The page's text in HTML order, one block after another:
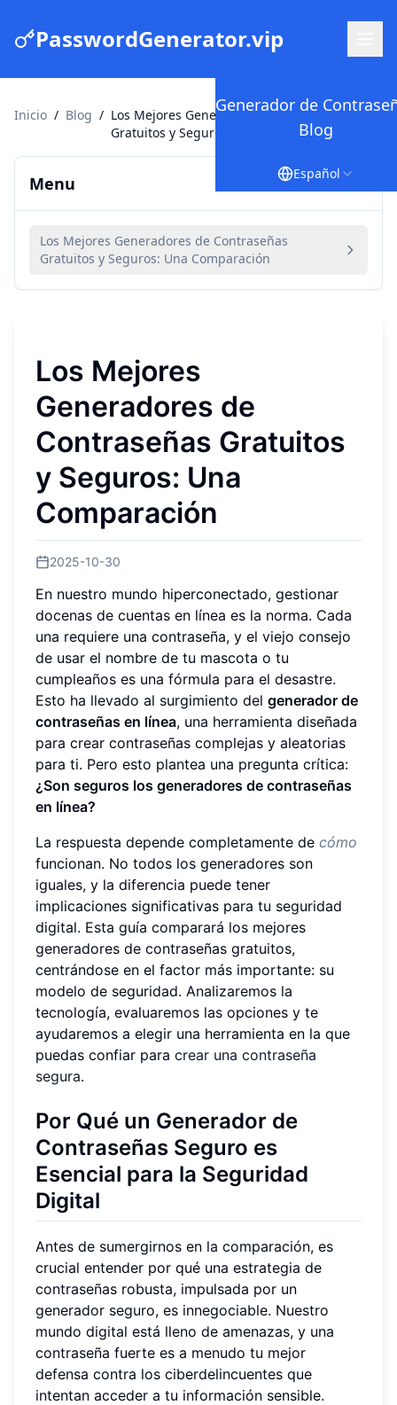
PasswordGenerator.vip
Generador de
Blog
Español
Inicio / Blog / Los Mejores Generadores de Contraseñas
Gratuitos y Seguros: Una Comparación
Menu
Los Mejores Generadores de Contraseñas
Gratuitos y Seguros: Una Comparación
Los Mejores
Generadores de
Contraseñas Gratuitos
y Seguros: Una
Comparación
2025-10-30
En nuestro mundo hiperconectado, gestionar
docenas de cuentas en línea es la norma. Cada
una requiere una contraseña, y el viejo consejo
de usar el nombre de tu mascota o tu
cumpleaños es una fórmula para el desastre.
Esto ha llevado al surgimiento del generador de
contraseñas en línea, una herramienta diseñada
para crear contraseñas complejas y aleatorias
para ti. Pero esto plantea una pregunta crítica:
¿Son seguros los generadores de contraseñas
en línea?
La respuesta depende completamente de cómo
funcionan. No todos los generadores son
iguales, y la diferencia puede tener
implicaciones significativas para tu seguridad
digital. Esta guía comparará los mejores
generadores de contraseñas gratuitos,
centrándose en el factor más importante: su
modelo de seguridad. Analizaremos la
tecnología, evaluaremos las opciones y te
ayudaremos a elegir una herramienta en la que
puedas confiar para crear una contraseña
segura.
Por Qué un Generador de
Contraseñas Seguro es
Esencial para la Seguridad
Digital
Antes de sumergirnos en la comparación, es
crucial entender por qué una estrategia de
contraseñas robusta, impulsada por un
generador seguro, es innegociable. Nuestro
mundo digital está lleno de amenazas, y una
contraseña fuerte es a menudo tu mejor
defensa contra los ciberdelincuentes que
intentan acceder a tu información sensible.